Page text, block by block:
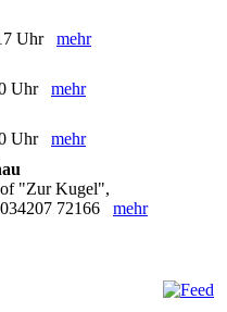
Uhr mehr
Uhr mehr
Uhr mehr
"Zur Kugel",
72166 mehr